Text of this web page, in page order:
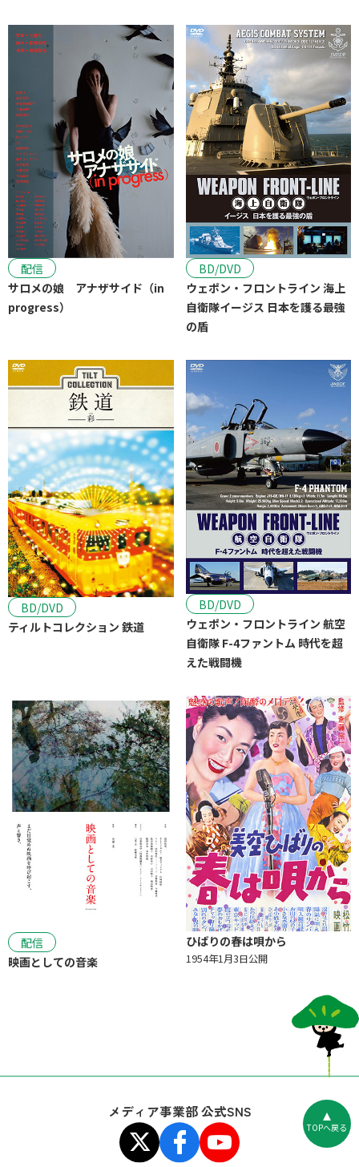
配信
サロメの娘 アナザサイド（in
progress）
BD/DVD
ウェポン・フロントライン 海上
自衛隊イージス 日本を護る最強
の盾
BD/DVD
ティルトコレクション 鉄道
BD/DVD
ウェポン・フロントライン 航空
自衛隊 F-4ファントム 時代を超
えた戦闘機
配信
映画としての音楽
ひばりの春は唄から
1954年1月3日公開
TOPへ戻る
メディア事業部 公式SNS